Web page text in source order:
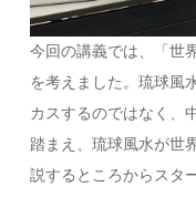
今回の講義では、「世
を考えました。琉球風
カスするのではなく、
踏まえ、琉球風水が世
説するところからスタ